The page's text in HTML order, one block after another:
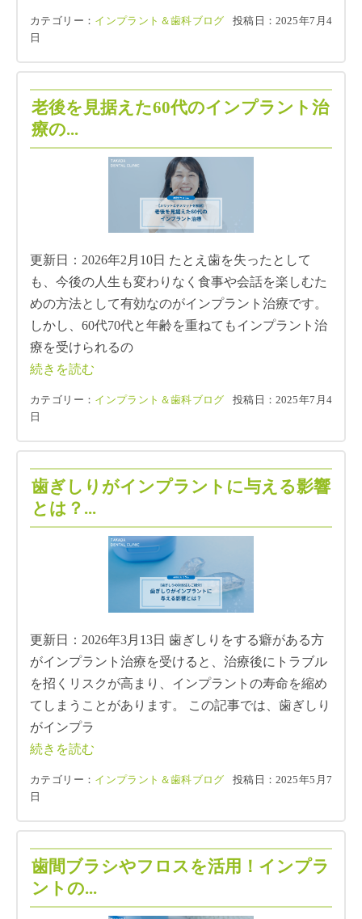
カテゴリー： インプラント＆歯科ブログ 投稿日：2025年7月4
日
老後を見据えた60代のインプラント治
療の...
更新日：2026年2月10日 たとえ歯を失ったとして
も、今後の人生も変わりなく食事や会話を楽しむた
めの方法として有効なのがインプラント治療です。
しかし、60代70代と年齢を重ねてもインプラント治
療を受けられるの
続きを読む
カテゴリー： インプラント＆歯科ブログ 投稿日：2025年7月4
日
歯ぎしりがインプラントに与える影響
とは？...
更新日：2026年3月13日 歯ぎしりをする癖がある方
がインプラント治療を受けると、治療後にトラブル
を招くリスクが高まり、インプラントの寿命を縮め
てしまうことがあります。 この記事では、歯ぎしり
がインプラ
続きを読む
カテゴリー： インプラント＆歯科ブログ 投稿日：2025年5月7
日
歯間ブラシやフロスを活用！インプラ
ントの...